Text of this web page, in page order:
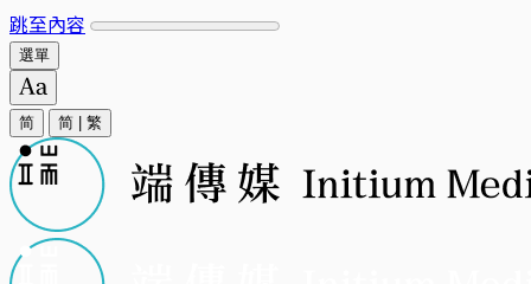
跳至內容
選單
简 简 繁